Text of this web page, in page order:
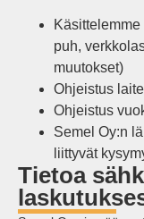
puh,
muutokset)
Ohjeistus
Ohjeistus
Semel Oy:n
liittyvät
Tietoa